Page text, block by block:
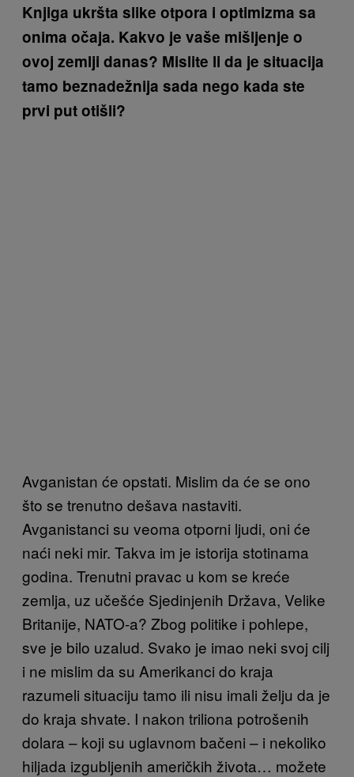
Knjiga ukršta slike otpora i optimizma sa
onima očaja. Kakvo je vaše mišljenje o
ovoj zemlji danas? Mislite li da je situacija
tamo beznadežnija sada nego kada ste
prvi put otišli?
Avganistan će opstati. Mislim da će se ono
što se trenutno dešava nastaviti.
Avganistanci su veoma otporni ljudi, oni će
naći neki mir. Takva im je istorija stotinama
godina. Trenutni pravac u kom se kreće
zemlja, uz učešće Sjedinjenih Država, Velike
Britanije, NATO-a? Zbog politike i pohlepe,
sve je bilo uzalud. Svako je imao neki svoj cilj
i ne mislim da su Amerikanci do kraja
razumeli situaciju tamo ili nisu imali želju da je
do kraja shvate. I nakon triliona potrošenih
dolara – koji su uglavnom bačeni – i nekoliko
hiljada izgubljenih američkih života… možete